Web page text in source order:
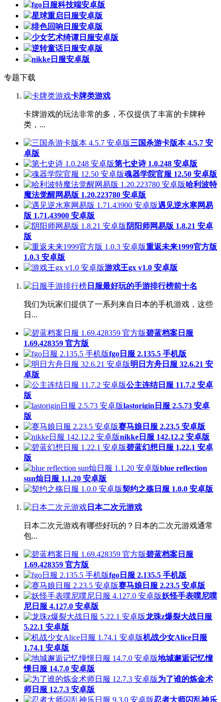
fgo日服科技端安卓版
星球重启日服安卓版
绯色回响日服安卓版
少女艺术绮谭日服安卓版
逆转童话日服安卓版
nikke日服安卓版
专题下载
卡牌类游戏
卡牌游戏的玩法非常的多，不仅提供了丰富的卡牌种
类，...
三国杀游卡版本 4.5.7 安
卓版
第七史诗 1.0.248 安卓版
魂器学院官服 12.50 安卓版
哈利波特
魔法觉醒网易版 1.20.223780 安卓版
遇见逆水寒网易
版 1.71.43900 安卓版
阴阳师网易版 1.8.21 安卓
版
重返未来1999官方版
1.0.3 安卓版
游戏王gx v1.0 安卓版
日服最好玩的手游排行榜前十名
我们为玩家们提供了一系列来自日本的手机游戏，这些
日...
碧蓝档案日服
1.69.428359 官方版
fgo日服 2.135.5 手机版
明日方舟日服 32.6.21 安
卓版
公主连结日服 11.7.2 安卓
版
lastorigin日服 2.5.73 安卓
版
赛马娘日服 2.23.5 安卓版
nikke日服 142.12.2 安卓版
碧蓝幻想日服 1.22.1 安卓
版
blue reflection
sun灿日服 1.1.20 安卓版
契约之殇日服 1.0.0 安卓版
日本二次元游戏
日本二次元游戏有哪些好玩的？日本的二次元游戏通常
包...
碧蓝档案日服
1.69.428359 官方版
fgo日服 2.135.5 手机版
赛马娘日服 2.23.5 安卓版
妖怪手表噗尼噗
尼日服 4.127.0 安卓版
龙珠z爆裂大战日服
5.22.1 安卓版
机战少女Alice日服
1.74.1 安卓版
地城邂逅记忆憧
憬日服 14.7.0 安卓版
为了谁的炼金术
师日服 12.7.3 安卓版
忍者大师闪乱神乐